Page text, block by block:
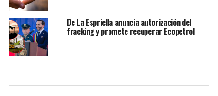
De La Espriella anuncia autorización del
fracking y promete recuperar Ecopetrol